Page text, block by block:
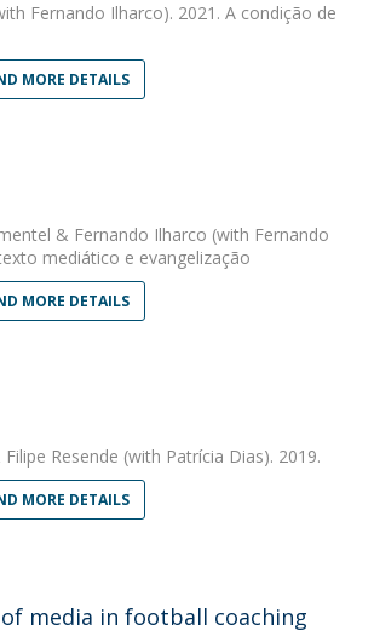
Fernando Ilharco). 2021. A condição de
MORE DETAILS
& Fernando Ilharco (with Fernando
mediático e evangelização
MORE DETAILS
Filipe Resende (with Patrícia Dias). 2019.
MORE DETAILS
media in football coaching